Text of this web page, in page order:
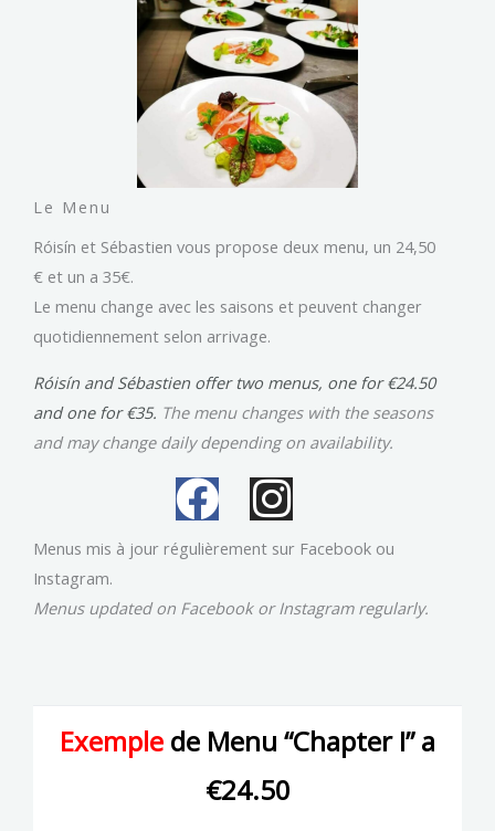
Le Menu
Róisín et Sébastien vous propose deux menu, un 24,50
€ et un a 35€.
Le menu change avec les saisons et peuvent changer
quotidiennement selon arrivage.
Róisín and Sébastien offer two menus, one for €24.50
and one for €35. The menu changes with the seasons
and may change daily depending on availability.
F
a
e
o
k
I
n
t
r
a
Menus mis à jour régulièrement sur Facebook ou
Instagram.
Menus updated on Facebook or Instagram regularly.
Exemple de Menu “Chapter I” a
€24.50